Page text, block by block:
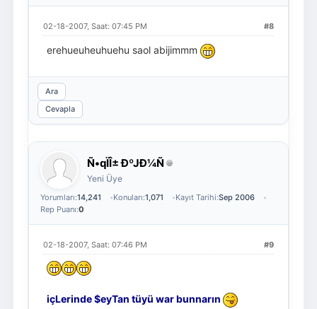
#8
02-18-2007, Saat: 07:45 PM
erehueuheuhuehu saol abijimmm
Ara
Cevapla
Ñ•qÏÎ± ÐºJÐ¼Ñ
Yeni Üye
Yorumları:14,241 Konuları:1,071 Kayıt Tarihi:Sep 2006
Rep Puanı:0
#9
02-18-2007, Saat: 07:46 PM
içLerinde $eyTan tüyü war bunnarın